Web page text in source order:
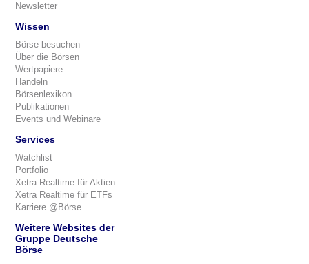
Newsletter
Wissen
Börse besuchen
Über die Börsen
Wertpapiere
Handeln
Börsenlexikon
Publikationen
Events und Webinare
Services
Watchlist
Portfolio
Xetra Realtime für Aktien
Xetra Realtime für ETFs
Karriere @Börse
Weitere Websites der
Gruppe Deutsche
Börse